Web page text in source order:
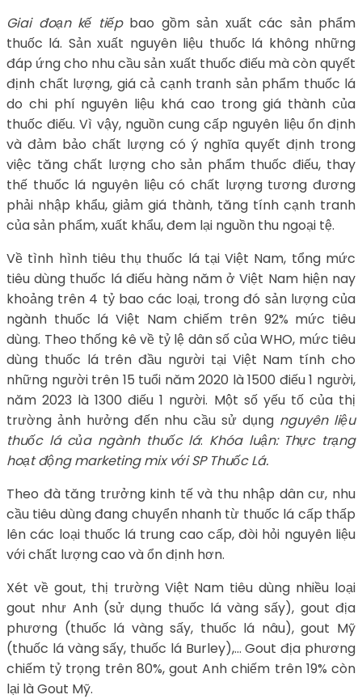
Giai đoạn kế tiếpbao gồm sản xuất các sản phẩm
thuốc lá. Sản xuất nguyên liệu thuốc lá không những
đáp ứng cho nhu cầu sản xuất thuốc điếu mà còn quyết
định chất lượng, giá cả cạnh tranh sản phẩm thuốc lá
do chi phí nguyên liệu khá cao trong giá thành của
thuốc điếu. Vì vậy, nguồn cung cấp nguyên liệu ổn định
và đảm bảo chất lượng có ý nghĩa quyết định trong
việc tăng chất lượng cho sản phẩm thuốc điếu, thay
thế thuốc lá nguyên liệu có chất lượng tương đương
phải nhập khẩu, giảm giá thành, tăng tính cạnh tranh
của sản phẩm, xuất khẩu, đem lại nguồn thu ngoại tệ.
Về tình hình tiêu thụ thuốc lá tại Việt Nam, tổng mức
tiêu dùng thuốc lá điếu hàng năm ở Việt Nam hiện nay
khoảng trên 4 tỷ bao các loại, trong đó sản lượng của
ngành thuốc lá Việt Nam chiếm trên 92% mức tiêu
dùng. Theo thống kê về tỷ lệ dân số của WHO, mức tiêu
dùng thuốc lá trên đầu người tại Việt Nam tính cho
những người trên 15 tuổi năm 2020 là 1500 điếu 1 người,
năm 2023 là 1300 điếu 1 người. Một số yếu tố của thị
trường ảnh hưởng đến nhu cầu sử dụng nguyên liệu
thuốc lá của ngành thuốc lá: Khóa luận: Thực trạng
hoạt động marketing mix với SP Thuốc Lá.
Theo đà tăng trưởng kinh tế và thu nhập dân cư, nhu
cầu tiêu dùng đang chuyển nhanh từ thuốc lá cấp thấp
lên các loại thuốc lá trung cao cấp, đòi hỏi nguyên liệu
với chất lượng cao và ổn định hơn.
Xét về gout, thị trường Việt Nam tiêu dùng nhiều loại
gout như Anh (sử dụng thuốc lá vàng sấy), gout địa
phương (thuốc lá vàng sấy, thuốc lá nâu), gout Mỹ
(thuốc lá vàng sấy, thuốc lá Burley),… Gout địa phương
chiếm tỷ trọng trên 80%, gout Anh chiếm trên 19% còn
lại là Gout Mỹ.